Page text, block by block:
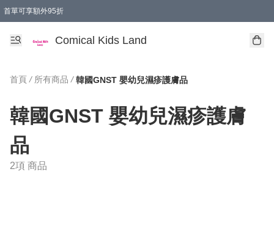
首單可享額外95折
Comical Kids Land
首頁 / 所有商品 / 韓國GNST 嬰幼兒濕疹護膚品
韓國GNST 嬰幼兒濕疹護膚
品
2項 商品